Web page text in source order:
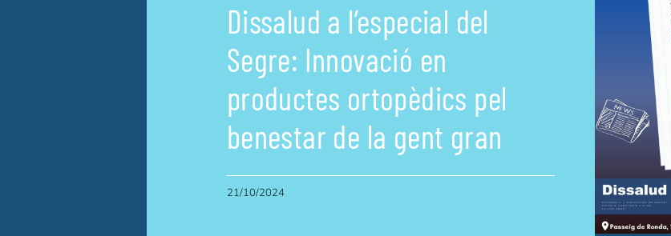
Dissalud a l’especial del
Segre: Innovació en
productes ortopèdics pel
benestar de la gent gran
21/10/2024